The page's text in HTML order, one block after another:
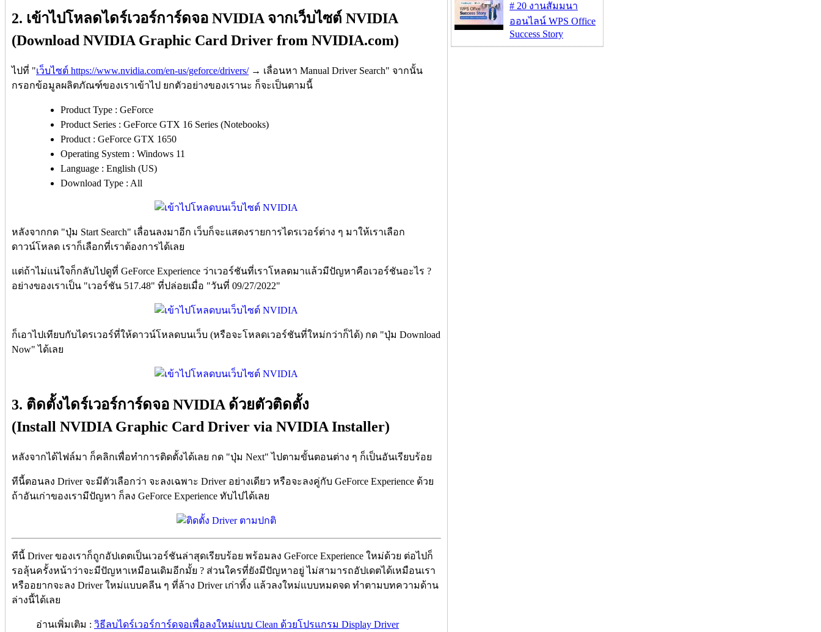
2. เข้าไปโหลดไดร์เวอร์การ์ดจอ NVIDIA จากเว็บไซต์ NVIDIA
(Download NVIDIA Graphic Card Driver from NVIDIA.com)
ไปที่ "เว็บไซต์ https://www.nvidia.com/en-us/geforce/drivers/→ เลื่อนหา Manual Driver Search" จากนั้น
กรอกข้อมูลผลิตภัณฑ์ของเราเข้าไป ยกตัวอย่างของเรานะ ก็จะเป็นตามนี้
Product Type : GeForce
Product Series : GeForce GTX 16 Series (Notebooks)
Product : GeForce GTX 1650
Operating System : Windows 11
Language : English (US)
Download Type : All
หลังจากกด "ปุ่ม Start Search" เลื่อนลงมาอีก เว็บก็จะแสดงรายการไดรเวอร์ต่าง ๆ มาให้เราเลือก
ดาวน์โหลด เราก็เลือกที่เราต้องการได้เลย
แต่ถ้าไม่แน่ใจก็กลับไปดูที่ GeForce Experience ว่าเวอร์ชันที่เราโหลดมาแล้วมีปัญหาคือเวอร์ชันอะไร ?
อย่างของเราเป็น "เวอร์ชัน 517.48" ที่ปล่อยเมื่อ "วันที่ 09/27/2022"
ก็เอาไปเทียบกับไดรเวอร์ที่ให้ดาวน์โหลดบนเว็บ (หรือจะโหลดเวอร์ชันที่ใหม่กว่าก็ได้) กด "ปุ่ม Download
Now" ได้เลย
3. ติดตั้งไดร์เวอร์การ์ดจอ NVIDIA ด้วยตัวติดตั้ง
(Install NVIDIA Graphic Card Driver via NVIDIA Installer)
หลังจากได้ไฟล์มา ก็คลิกเพื่อทำการติดตั้งได้เลย กด "ปุ่ม Next" ไปตามขั้นตอนต่าง ๆ ก็เป็นอันเรียบร้อย
ทีนี้ตอนลง Driver จะมีตัวเลือกว่า จะลงเฉพาะ Driver อย่างเดียว หรือจะลงคู่กับ GeForce Experience ด้วย
ถ้าอันเก่าของเรามีปัญหา ก็ลง GeForce Experience ทับไปได้เลย
ทีนี้ Driver ของเราก็ถูกอัปเดตเป็นเวอร์ชันล่าสุดเรียบร้อย พร้อมลง GeForce Experience ใหม่ด้วย ต่อไปก็
รอลุ้นครั้งหน้าว่าจะมีปัญหาเหมือนเดิมอีกมั้ย ? ส่วนใครที่ยังมีปัญหาอยู่ ไม่สามารถอัปเดตได้เหมือนเรา
หรืออยากจะลง Driver ใหม่แบบคลีน ๆ ที่ล้าง Driver เก่าทิ้ง แล้วลงใหม่แบบหมดจด ทำตามบทความด้าน
ล่างนี้ได้เลย
อ่านเพิ่มเติม : วิธีลบไดร์เวอร์การ์ดจอเพื่อลงใหม่แบบ Clean ด้วยโปรแกรม Display Driver
# 20 งานสัมมนา
ออนไลน์ WPS Office
Success Story